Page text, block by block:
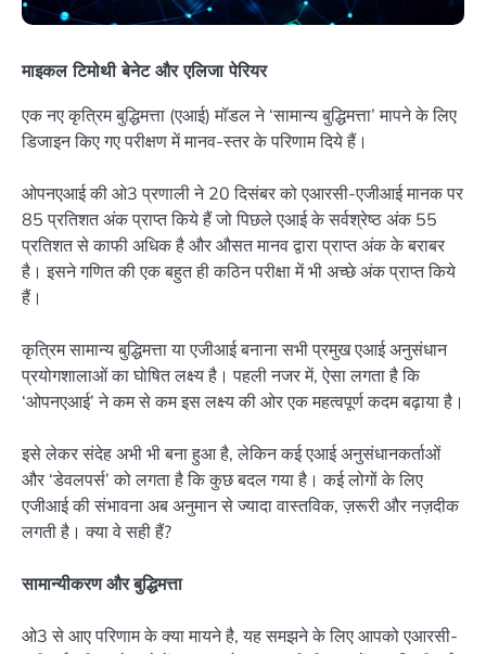
माइकल टिमोथी बेनेट और एलिजा पेरियर
एक नए कृत्रिम बुद्धिमत्ता (एआई) मॉडल ने ‘सामान्य बुद्धिमत्ता’ मापने के लिए
डिजाइन किए गए परीक्षण में मानव-स्तर के परिणाम दिये हैं।
ओपनएआई की ओ3 प्रणाली ने 20 दिसंबर को एआरसी-एजीआई मानक पर
85 प्रतिशत अंक प्राप्त किये हैं जो पिछले एआई के सर्वश्रेष्ठ अंक 55
प्रतिशत से काफी अधिक है और औसत मानव द्वारा प्राप्त अंक के बराबर
है। इसने गणित की एक बहुत ही कठिन परीक्षा में भी अच्छे अंक प्राप्त किये
हैं।
कृत्रिम सामान्य बुद्धिमत्ता या एजीआई बनाना सभी प्रमुख एआई अनुसंधान
प्रयोगशालाओं का घोषित लक्ष्य है। पहली नजर में, ऐसा लगता है कि
‘ओपनएआई’ ने कम से कम इस लक्ष्य की ओर एक महत्वपूर्ण कदम बढ़ाया है।
इसे लेकर संदेह अभी भी बना हुआ है, लेकिन कई एआई अनुसंधानकर्ताओं
और ‘डेवलपर्स’ को लगता है कि कुछ बदल गया है। कई लोगों के लिए
एजीआई की संभावना अब अनुमान से ज्यादा वास्तविक, ज़रूरी और नज़दीक
लगती है। क्या वे सही हैं?
सामान्यीकरण और बुद्धिमत्ता
ओ3 से आए परिणाम के क्या मायने है, यह समझने के लिए आपको एआरसी-